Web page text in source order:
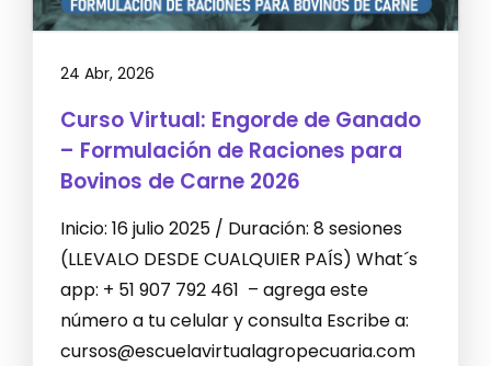
24 Abr, 2026
Curso Virtual: Engorde de Ganado
– Formulación de Raciones para
Bovinos de Carne 2026
Inicio: 16 julio 2025 / Duración: 8 sesiones
(LLEVALO DESDE CUALQUIER PAÍS) What´s
app: + 51 907 792 461 – agrega este
número a tu celular y consulta Escribe a:
cursos@escuelavirtualagropecuaria.com